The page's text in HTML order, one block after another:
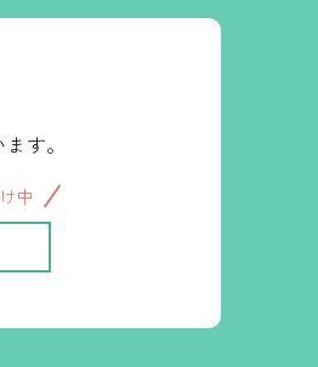
す。
中